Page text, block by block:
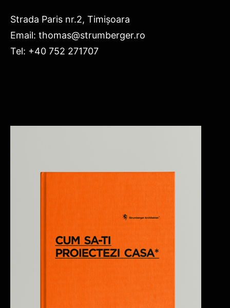
Strada Paris nr.2, Timișoara
Email: thomas@strumberger.ro
Tel: +40 752 271707